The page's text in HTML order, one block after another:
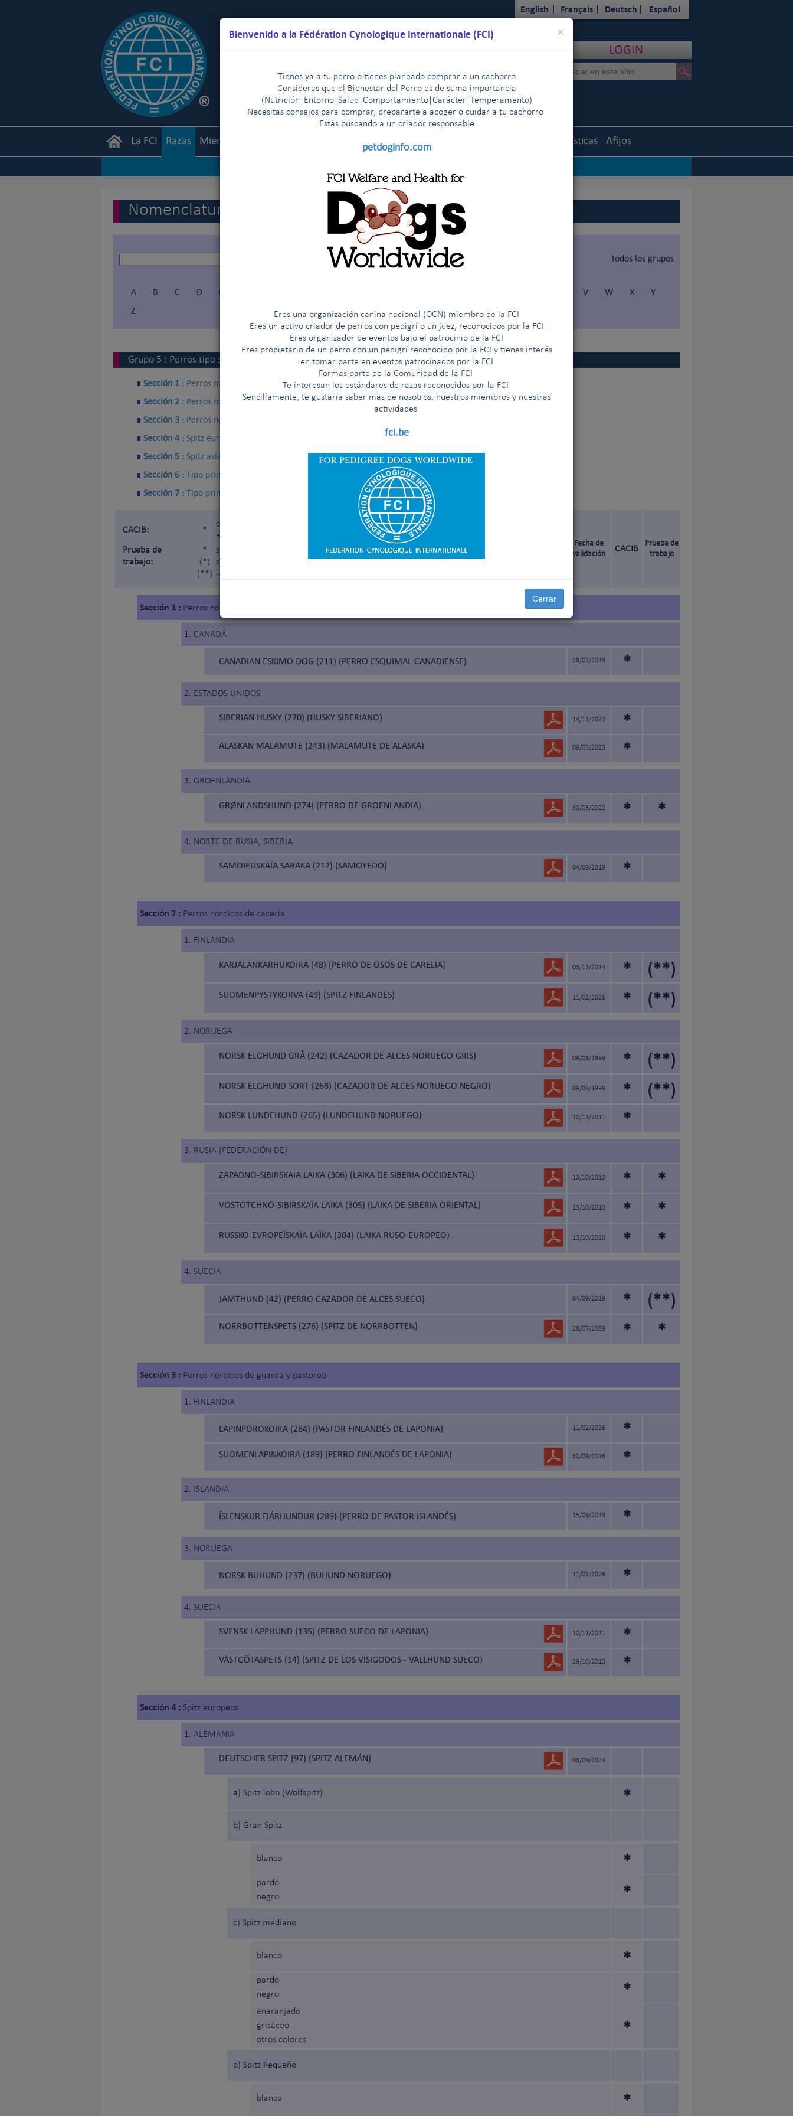
×
Bienvenido a la Fédération Cynologique Internationale (FCI)
Tienes ya a tu perro o tienes planeado comprar a un cachorro
Consideras que el Bienestar del Perro es de suma importancia
(Nutrición|Entorno|Salud|Comportamiento|Carácter|Temperamento)
Necesitas consejos para comprar, prepararte a acoger o cuidar a tu cachorro
Estás buscando a un criador responsable
petdoginfo.com
Eres una organización canina nacional (OCN) miembro de la FCI
Eres un activo criador de perros con pedigrí o un juez, reconocidos por la FCI
Eres organizador de eventos bajo el patrocinio de la FCI
Eres propietario de un perro con un pedigrí reconocido por la FCI y tienes interés
en tomar parte en eventos patrocinados por la FCI
Formas parte de la Comunidad de la FCI
Te interesan los estándares de razas reconocidos por la FCI
Sencillamente, te gustaría saber mas de nosotros, nuestros miembros y nuestras
actividades
fci.be
Cerrar
English Français Deutsch Español
LOGIN
La FCI Razas Miembros Resultados Estadísticas Afijos
Nomenclatura de las razas de la FCI
Todos los grupos
A B C D E V W X
Y
Z
Grupo 5 : Perros tipo spitz y tipo primitivo
Sección 1 : Perros nórdicos de trineo
Sección 2 : Perros nórdicos de cacería
Sección 3 : Perros nórdicos de guarda y pastoreo
Sección 4 : Spitz europeos
Sección 5 : Spitz asiáticos y razas semejantes
Sección 6 : Tipo primitivo
Sección 7 : Tipo primitivo - Perros de caza
CACIB: *
Certificat d'Aptitude au Championnat International de Beauté (premio para el título de «Campeón Internacional de
Belleza »).
Prueba de
trabajo:
*
(*)
(**)
sometida a una prueba de trabajo según la Nomenclatura de razas de la FCI
sometida a una prueba de trabajo solamente para los países que lo hayan solicitado
sometida a una prueba de trabajo solamente para los países nórdicos (Finlandia, Noruega, Suecia)
Fecha de
validación
CACIB
Prueba de
trabajo
Sección 1 : Perros nórdicos de trineo
1. CANADÁ
CANADIAN ESKIMO DOG (211) (PERRO ESQUIMAL CANADIENSE) 28/02/2018 *
2. ESTADOS UNIDOS
SIBERIAN HUSKY (270) (HUSKY SIBERIANO) 14/11/2022 *
ALASKAN MALAMUTE (243) (MALAMUTE DE ALASKA) 09/03/2023 *
3. GROENLANDIA
GRØNLANDSHUND (274) (PERRO DE GROENLANDIA) 30/03/2022 * *
4. NORTE DE RUSIA, SIBERIA
SAMOIEDSKAÏA SABAKA (212) (SAMOYEDO) 04/09/2019 *
Sección 2 : Perros nórdicos de cacería
1. FINLANDIA
KARJALANKARHUKOIRA (48) (PERRO DE OSOS DE CARELIA) 03/11/2014 * (**)
SUOMENPYSTYKORVA (49) (SPITZ FINLANDÉS) 11/02/2026 * (**)
2. NORUEGA
NORSK ELGHUND GRÅ (242) (CAZADOR DE ALCES NORUEGO GRIS) 09/08/1999 * (**)
NORSK ELGHUND SORT (268) (CAZADOR DE ALCES NORUEGO NEGRO) 09/08/1999 * (**)
NORSK LUNDEHUND (265) (LUNDEHUND NORUEGO) 10/11/2011 *
3. RUSIA (FEDERACIÓN DE)
ZAPADNO-SIBIRSKAÏA LAÏKA (306) (LAIKA DE SIBERIA OCCIDENTAL) 13/10/2010 * *
VOSTOTCHNO-SIBIRSKAÏA LAÏKA (305) (LAIKA DE SIBERIA ORIENTAL) 13/10/2010 * *
RUSSKO-EVROPEÏSKAÏA LAÏKA (304) (LAIKA RUSO-EUROPEO) 13/10/2010 * *
4. SUECIA
JÄMTHUND (42) (PERRO CAZADOR DE ALCES SUECO) 04/09/2019 * (**)
NORRBOTTENSPETS (276) (SPITZ DE NORRBOTTEN) 28/07/2009 * *
Sección 3 : Perros nórdicos de guarda y pastoreo
1. FINLANDIA
LAPINPOROKOIRA (284) (PASTOR FINLANDÉS DE LAPONIA) 11/02/2026 *
SUOMENLAPINKOIRA (189) (PERRO FINLANDÉS DE LAPONIA) 30/09/2016 *
2. ISLANDIA
ÍSLENSKUR FJÁRHUNDUR (289) (PERRO DE PASTOR ISLANDÉS) 15/06/2018 *
3. NORUEGA
NORSK BUHUND (237) (BUHUND NORUEGO) 11/02/2026 *
4. SUECIA
SVENSK LAPPHUND (135) (PERRO SUECO DE LAPONIA) 10/11/2011 *
VÄSTGÖTASPETS (14) (SPITZ DE LOS VISIGODOS - VALLHUND SUECO) 29/10/2013 *
Sección 4 : Spitz europeos
1. ALEMANIA
DEUTSCHER SPITZ (97) (SPITZ ALEMÁN) 03/09/2024
a) Spitz lobo (Wolfspitz) *
b) Gran Spitz
blanco *
pardo
negro
*
c) Spitz mediano
blanco *
pardo
negro
*
anaranjado
grisáceo
otros colores
*
d) Spitz Pequeño
blanco *